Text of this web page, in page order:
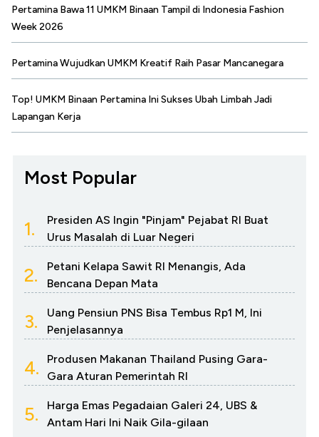
Pertamina Bawa 11 UMKM Binaan Tampil di Indonesia Fashion
Week 2026
Pertamina Wujudkan UMKM Kreatif Raih Pasar Mancanegara
Top! UMKM Binaan Pertamina Ini Sukses Ubah Limbah Jadi
Lapangan Kerja
Most Popular
1.
Presiden AS Ingin "Pinjam" Pejabat RI Buat
Urus Masalah di Luar Negeri
2.
Petani Kelapa Sawit RI Menangis, Ada
Bencana Depan Mata
3.
Uang Pensiun PNS Bisa Tembus Rp1 M, Ini
Penjelasannya
4.
Produsen Makanan Thailand Pusing Gara-
Gara Aturan Pemerintah RI
5.
Harga Emas Pegadaian Galeri 24, UBS &
Antam Hari Ini Naik Gila-gilaan